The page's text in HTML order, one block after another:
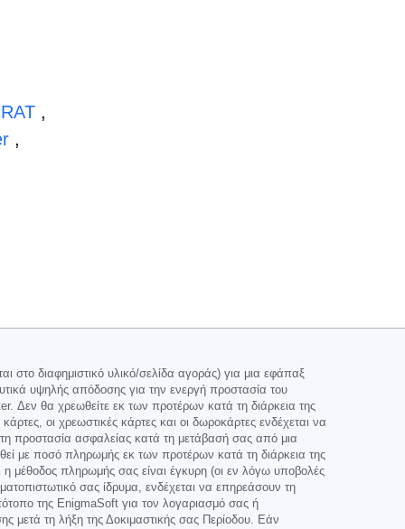
,
,
διαφημιστικό υλικό/σελίδα αγοράς) για μια εφάπαξ
υψηλής απόδοσης για την ενεργή προστασία του
Δεν θα χρεωθείτε εκ των προτέρων κατά τη διάρκεια της
οι χρεωστικές κάρτες και οι δωροκάρτες ενδέχεται να
προστασία ασφαλείας κατά τη μετάβασή σας από μια
με ποσό πληρωμής εκ των προτέρων κατά τη διάρκεια της
η μέθοδος πληρωμής σας είναι έγκυρη (οι εν λόγω υποβολές
σας ίδρυμα, ενδέχεται να επηρεάσουν τη
της EnigmaSoft για τον λογαριασμό σας ή
μετά τη λήξη της Δοκιμαστικής σας Περίοδου. Εάν